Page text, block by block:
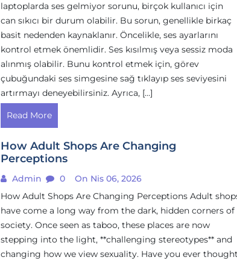
laptoplarda ses gelmiyor sorunu, birçok kullanıcı için
can sıkıcı bir durum olabilir. Bu sorun, genellikle birkaç
basit nedenden kaynaklanır. Öncelikle, ses ayarlarını
kontrol etmek önemlidir. Ses kısılmış veya sessiz moda
alınmış olabilir. Bunu kontrol etmek için, görev
çubuğundaki ses simgesine sağ tıklayıp ses seviyesini
artırmayı deneyebilirsiniz. Ayrıca, […]
Read More
How Adult Shops Are Changing
Perceptions
Admin 0
On Nis 06, 2026
How Adult Shops Are Changing Perceptions Adult
have come a long way from the dark, hidden corners of
society. Once seen as taboo, these places are now
stepping into the light, **challenging stereotypes** and
changing how we view sexuality. Have you ever thought